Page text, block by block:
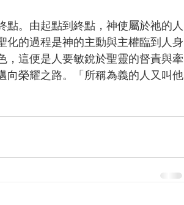
化的過程是神的主動與主權臨到人身
，這便是人要敏銳於聖靈的督責與牽
向榮耀之路。「所稱為義的人又叫他